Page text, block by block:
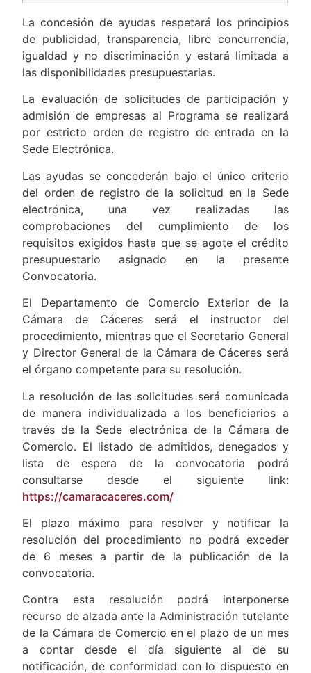
La concesión de ayudas respetará los principios
de publicidad, transparencia, libre concurrencia,
igualdad y no discriminación y estará limitada a
las disponibilidades presupuestarias.
La evaluación de solicitudes de participación y
admisión de empresas al Programa se realizará
por estricto orden de registro de entrada en la
Sede Electrónica.
Las ayudas se concederán bajo el único criterio
del orden de registro de la solicitud en la Sede
electrónica, una vez realizadas las
comprobaciones del cumplimiento de los
requisitos exigidos hasta que se agote el crédito
presupuestario asignado en la presente
Convocatoria.
El Departamento de Comercio Exterior de la
Cámara de Cáceres será el instructor del
procedimiento, mientras que el Secretario General
y Director General de la Cámara de Cáceres será
el órgano competente para su resolución.
La resolución de las solicitudes será comunicada
de manera individualizada a los beneficiarios a
través de la Sede electrónica de la Cámara de
Comercio. El listado de admitidos, denegados y
lista de espera de la convocatoria podrá
consultarse desde el siguiente link:
https://camaracaceres.com/
El plazo máximo para resolver y notificar la
resolución del procedimiento no podrá exceder
de 6 meses a partir de la publicación de la
convocatoria.
Contra esta resolución podrá interponerse
recurso de alzada ante la Administración tutelante
de la Cámara de Comercio en el plazo de un mes
a contar desde el día siguiente al de su
notificación, de conformidad con lo dispuesto en